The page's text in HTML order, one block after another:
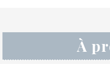
À